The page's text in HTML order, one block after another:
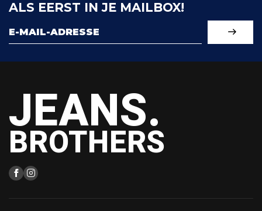
ALS EERST IN JE MAILBOX!
JEANS.
BROTHERS